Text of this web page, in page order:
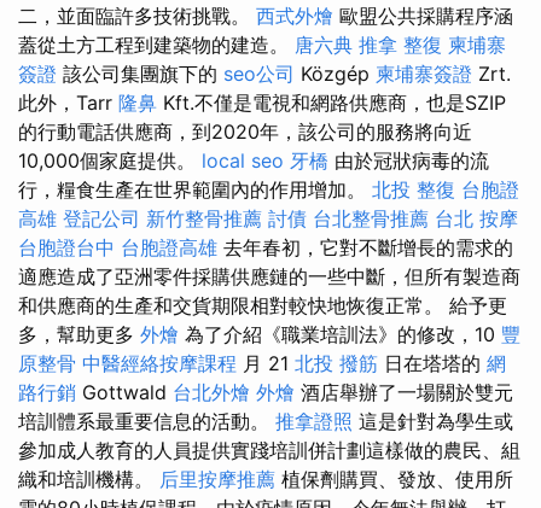
二，並面臨許多技術挑戰。 西式外燴 歐盟公共採購程序涵
蓋從土方工程到建築物的建造。 唐六典 推拿 整復 柬埔寨
簽證 該公司集團旗下的 seo公司 Közgép 柬埔寨簽證 Zrt.
此外，Tarr 隆鼻 Kft.不僅是電視和網路供應商，也是SZIP
的行動電話供應商，到2020年，該公司的服務將向近
10,000個家庭提供。 local seo 牙橋 由於冠狀病毒的流
行，糧食生產在世界範圍內的作用增加。 北投 整復 台胞證
高雄 登記公司 新竹整骨推薦 討債 台北整骨推薦 台北 按摩
台胞證台中 台胞證高雄 去年春初，它對不斷增長的需求的
適應造成了亞洲零件採購供應鏈的一些中斷，但所有製造商
和供應商的生產和交貨期限相對較快地恢復正常。 給予更
多，幫助更多 外燴 為了介紹《職業培訓法》的修改，10 豐
原整骨 中醫經絡按摩課程 月 21 北投 撥筋 日在塔塔的 網
路行銷 Gottwald 台北外燴 外燴 酒店舉辦了一場關於雙元
培訓體系最重要信息的活動。 推拿證照 這是針對為學生或
參加成人教育的人員提供實踐培訓併計劃這樣做的農民、組
織和培訓機構。 后里按摩推薦 植保劑購買、發放、使用所